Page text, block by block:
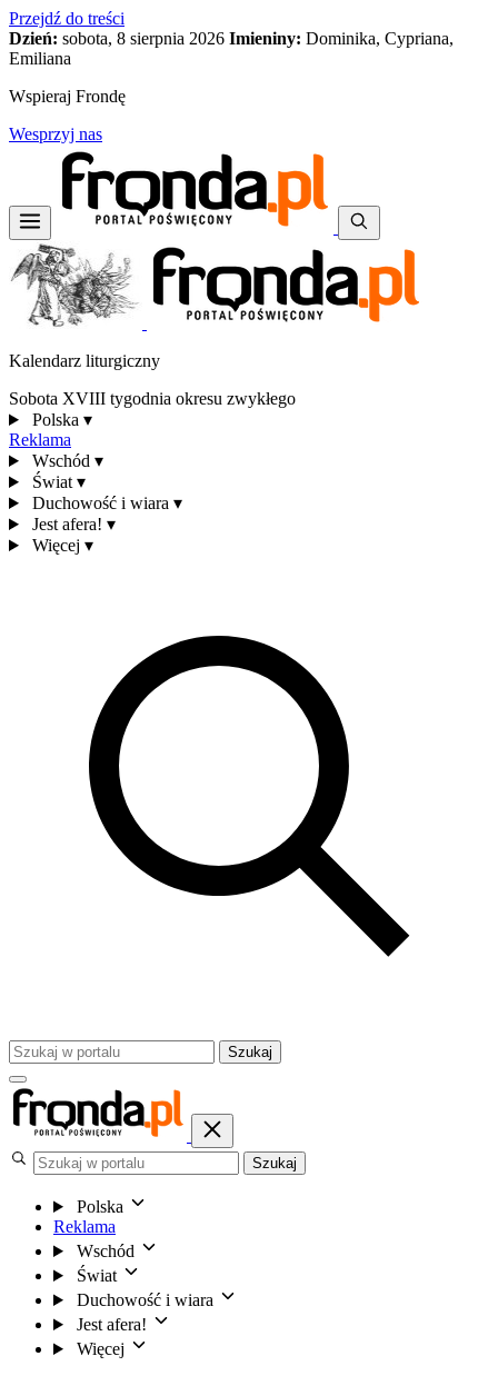
Przejdź do treści
Dzień: sobota, 8 sierpnia 2026 Imieniny: Dominika, Cypriana,
Emiliana
Wspieraj Frondę
Wesprzyj nas
Kalendarz liturgiczny
Sobota XVIII tygodnia okresu zwykłego
Polska ▾
Reklama
Wschód ▾
Świat ▾
Duchowość i wiara ▾
Jest afera! ▾
Więcej ▾
Szukaj
Szukaj
Polska
Reklama
Wschód
Świat
Duchowość i wiara
Jest afera!
Więcej